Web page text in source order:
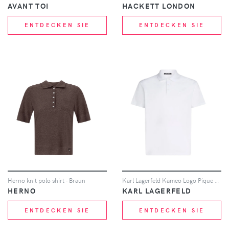
AVANT TOI
ENTDECKEN SIE
HACKETT LONDON
ENTDECKEN SIE
Herno knit polo shirt - Braun
HERNO
ENTDECKEN SIE
KARL LAGERFELD
ENTDECKEN SIE